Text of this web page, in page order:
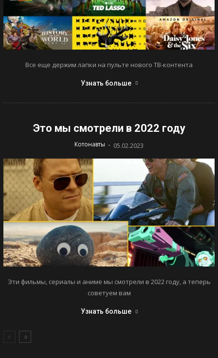
Все еще держим лапки на пульте нового ТВ-контента
Узнать больше
Это мы смотрели в 2022 году
Котонавты - 05.02.2023
Эти фильмы, сериалы и аниме мы смотрели в 2022 году, а теперь
советуем вам
Узнать больше